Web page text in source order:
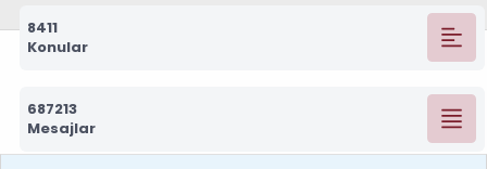
8411
Konular
687213
Mesajlar